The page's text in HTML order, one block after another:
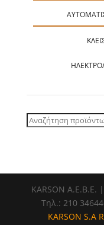
Αναζήτηση
ΚΑRSOΝ Α.E.B.E.
Τηλ.: 210
KARSON S.A